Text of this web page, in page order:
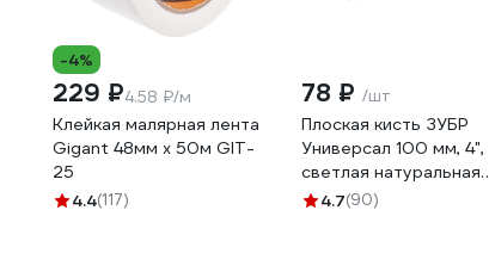
-4%
229 ₽4.58 ₽/м
Клейкая малярная лента
Gigant 48мм x 50м GIT-
25
4.4(117)
78 ₽ /шт
Плоская кисть ЗУБР
Универсал 100 мм, 4",
светлая натуральная
щетина 01099-100_z01
4.7(90)